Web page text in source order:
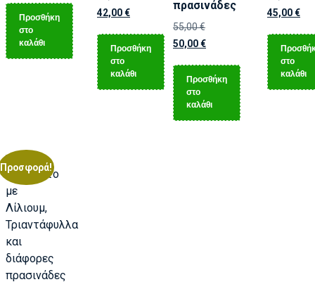
Προσθήκη
στο
καλάθι
42,00€
Προσθήκη
στο
καλάθι
πρασινάδες
55,00€
50,00€
Προσθήκη
στο
καλάθι
45,00€
στο
καλάθι
Προσφορά!